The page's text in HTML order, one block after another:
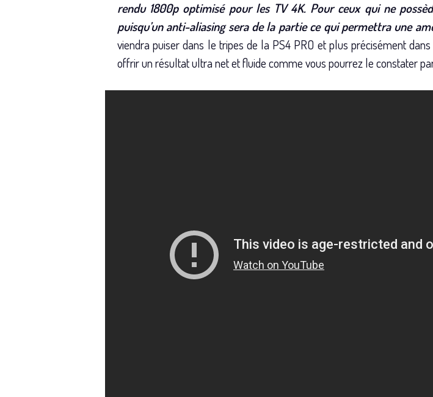
rendu 1800p optimisé pour les TV 4K. Pour ceux qui ne
puisqu’un anti-aliasing sera de la partie ce qui permettra une
viendra puiser dans le tripes de la PS4 PRO et plus précisément
offrir un résultat ultra net et fluide comme vous pourrez le constater